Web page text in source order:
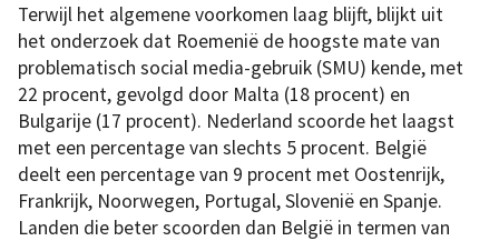
Terwijl het algemene voorkomen laag blijft, blijkt uit
het onderzoek dat Roemenië de hoogste mate van
problematisch social media-gebruik (SMU) kende, met
22 procent, gevolgd door Malta (18 procent) en
Bulgarije (17 procent). Nederland scoorde het laagst
met een percentage van slechts 5 procent. België
deelt een percentage van 9 procent met Oostenrijk,
Frankrijk, Noorwegen, Portugal, Slovenië en Spanje.
Landen die beter scoorden dan België in termen van